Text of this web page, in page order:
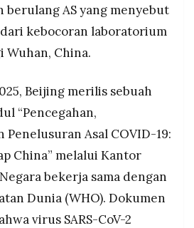
penuh dari China dan
data asli, menyatakan
masih terbuka tanpa kesimpulan
usul virus yang telah
AS yang menyebut
kebocoran laboratorium
China.
Beijing merilis sebuah
“Pencegahan,
Penelusuran Asal COVID-19:
China” melalui Kantor
bekerja sama dengan
Dunia (WHO). Dokumen
virus SARS-CoV-2